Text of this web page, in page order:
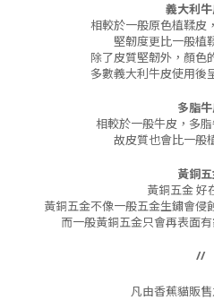
義大利牛
相較於一般原色植鞣皮
堅韌度更比一般植
除了皮質堅韌外，顏色
多數義大利牛皮使用後
多脂
相較於一般牛皮，多
故皮質也會比一般
黃銅
黃銅五金 好
黃銅五金不像一般五金生鏽會侵
而一般黃銅五金只會再表面
//
凡由香蕉貓販